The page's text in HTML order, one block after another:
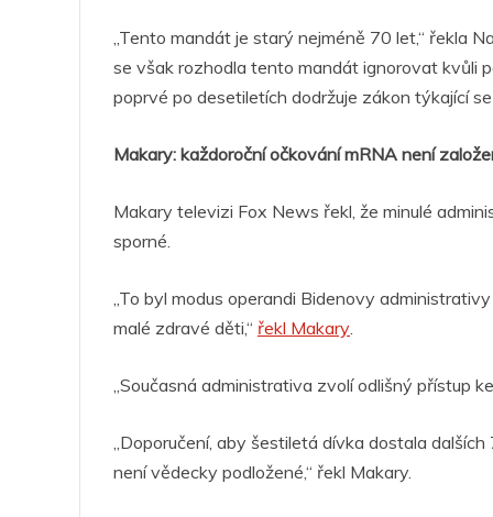
„Tento mandát je starý nejméně 70 let,“ řekla
se však rozhodla tento mandát ignorovat kvůli
poprvé po desetiletích dodržuje zákon týkající
Makary: každoroční očkování mRNA není
Makary televizi Fox News řekl, že minulé
sporné.
„To byl modus operandi Bidenovy
malé zdravé děti,“ řekl Makary.
„Současná administrativa zvolí odlišný přístup
„Doporučení, aby šestiletá dívka dostala
není vědecky podložené,“ řekl Makary.